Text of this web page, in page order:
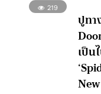
219
ปูทา
เป็น